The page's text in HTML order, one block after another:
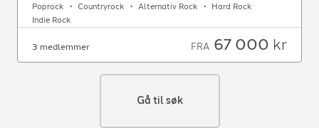
Poprock Countryrock Alternativ Rock
Hard Rock
Indie Rock
3 medlemmer FRA 67 000 kr
Gå til søk